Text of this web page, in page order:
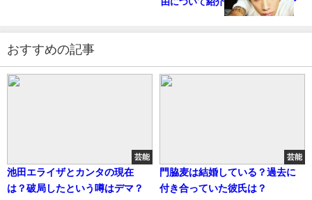
おすすめの記事
芸能
池田エライザとカンタの現在
は？破局したという噂はデマ？
芸能
門脇麦は結婚している？過去に
付き合っていた彼氏は？